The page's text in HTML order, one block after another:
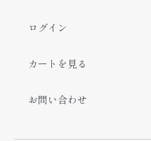
ログイン
カートを見る
お問い合わせ